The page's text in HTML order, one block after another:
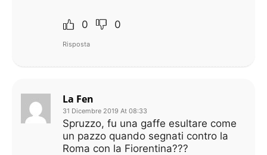
0 0
Risposta
La Fen
31 Dicembre 2019 At 08:33
Spruzzo, fu una gaffe esultare come
un pazzo quando segnati contro la
Roma con la Fiorentina???